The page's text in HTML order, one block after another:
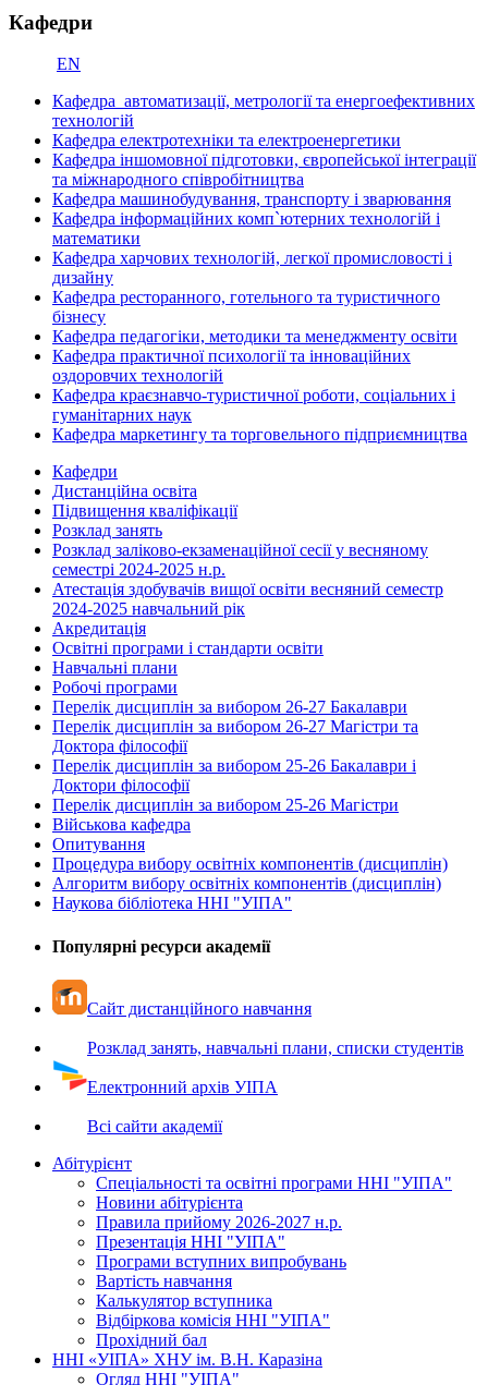
Кафедри
EN
Кафедра автоматизації, метрології та енергоефективних
технологій
Кафедра електротехніки та електроенергетики
Кафедра іншомовної підготовки, європейської інтеграції
та міжнародного співробітництва
Кафедра машинобудування, транспорту і зварювання
Кафедра інформаційних комп`ютерних технологій і
математики
Кафедра харчових технологій, легкої промисловості і
дизайну
Кафедра ресторанного, готельного та туристичного
бізнесу
Кафедра педагогіки, методики та менеджменту освіти
Кафедра практичної психології та інноваційних
оздоровчих технологій
Кафедра краєзнавчо-туристичної роботи, соціальних і
гуманітарних наук
Кафедра маркетингу та торговельного підприємництва
Кафедри
Дистанційна освіта
Підвищення кваліфікації
Розклад занять
Розклад заліково-екзаменаційної сесії у весняному
семестрі 2024-2025 н.р.
Атестація здобувачів вищої освіти весняний семестр
2024-2025 навчальний рік
Акредитація
Освітні програми і стандарти освіти
Навчальні плани
Робочі програми
Перелік дисциплін за вибором 26-27 Бакалаври
Перелік дисциплін за вибором 26-27 Магістри та
Доктора філософії
Перелік дисциплін за вибором 25-26 Бакалаври і
Доктори філософії
Перелік дисциплін за вибором 25-26 Магістри
Військова кафедра
Опитування
Процедура вибору освітніх компонентів (дисциплін)
Алгоритм вибору освітніх компонентів (дисциплін)
Наукова бібліотека ННІ "УІПА"
Популярні ресурси академії
Сайт дистанційного навчання
Розклад занять, навчальні плани, списки студентів
Електронний архів УІПА
Всі сайти академії
Абітурієнт
Спеціальності та освітні програми ННІ "УІПА"
Новини абітурієнта
Правила прийому 2026-2027 н.р.
Презентація ННІ "УІПА"
Програми вступних випробувань
Вартість навчання
Калькулятор вступника
Відбіркова комісія ННІ "УІПА"
Прохідний бал
ННІ «УІПА» ХНУ ім. В.Н. Каразіна
Огляд ННІ "УІПА"